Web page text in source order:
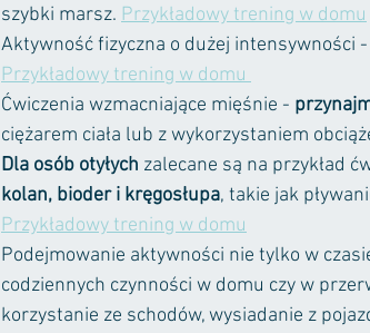
szybki marsz. Przykładowy trening w domu
Aktywność fizyczna o dużej intensywności -
Przykładowy trening w domu
Ćwiczenia wzmacniające mięśnie -
ciężarem ciała lub z wykorzystaniem
Dla osób otyłych zalecane są na przykład
kolan, bioder i kręgosłupa, takie jak
Przykładowy trening w domu
Podejmowanie aktywności nie tylko w
codziennych czynności w domu czy w
korzystanie ze schodów, wysiadanie z